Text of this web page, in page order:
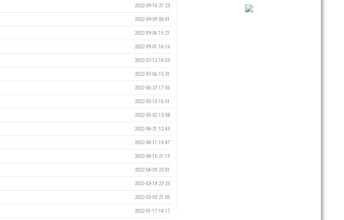
2022-09-10 21:23
2022-09-09 00:41
2022-09-06 15:21
2022-09-01 16:16
2022-07-12 14:59
2022-07-06 15:31
2022-06-27 17:56
2022-05-10 16:51
2022-05-02 13:08
2022-04-21 12:43
2022-04-11 10:47
2022-04-10 21:19
2022-04-09 23:01
2022-03-18 22:23
2022-02-03 21:05
2022-01-17 14:17